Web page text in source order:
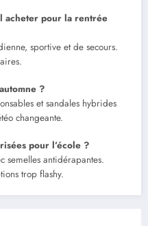
acheter pour la rentrée
sportive et de secours.
?
et sandales hybrides
changeante.
pour l’école ?
semelles antidérapantes.
trop flashy.